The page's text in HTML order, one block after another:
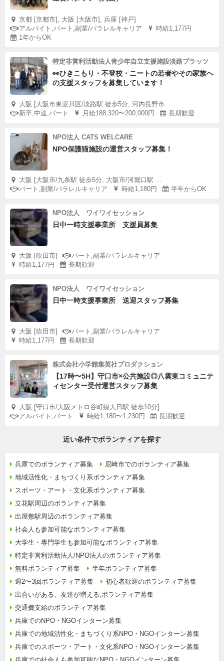
京都 [京都市], 大阪 [大阪市], 兵庫 [神戸]
アルバイト,パート,副業/パラレルキャリア
時給1,177円
1年からOK
特定非営利活動法人青少年自立支援施設淡路プラッツ
👀ひきこもり・不登校・ニートの若者やその家族へ
の支援スタッフを募集しています！
大阪 [大阪市東淀川区/淡路駅 徒歩5分, 河内長野市...
新卒,中途,パート
月給188,320〜200,000円 長期歓迎
NPO法人 CATS WELCARE
NPO保護猫施設の運営スタッフ募集！
大阪 [大阪市/九条駅 徒歩5分, 大阪市/河堀口駅 ...
パート,副業/パラレルキャリア
時給1,180円 半年からOK
NPO法人 ワイワイセッション
日中一時支援事業所 支援員募集
大阪 [吹田市]
パート,副業/パラレルキャリア
時給1,177円
長期歓迎
NPO法人 ワイワイセッション
日中一時支援事業所 送迎スタッフ募集
大阪 [吹田市]
パート,副業/パラレルキャリア
時給1,177円
長期歓迎
株式会社小学館集英社プロダクション
【17時〜5H】守口市×公共施設◎八雲東コミュニテ
ィセンター受付運営スタッフ募集
大阪 [守口市/大阪メトロ谷町線大日駅 徒歩10分]
アルバイト,パート
時給1,180〜1,230円 長期歓迎
近い条件でボランティアを探す
兵庫でのボランティア募集
尼崎市でのボランティア募集
地域活性化・まちづくり系ボランティア募集
スポーツ・アート・文化系ボランティア募集
立花駅周辺のボランティア募集
出屋敷駅周辺のボランティア募集
社会人も参加可能なボランティア募集
大学生・専門学生も参加可能なボランティア募集
特定非営利活動法人/NPO法人のボランティア募集
無料ボランティア募集
半年ボランティア募集
週2〜3回ボランティア募集
初心者歓迎のボランティア募集
出合いがある、友達が増える,ボランティア募集
交通費支給のボランティア募集
兵庫でのNPO・NGOインターン募集
兵庫での地域活性化・まちづくり系NPO・NGOインターン募集
兵庫でのスポーツ・アート・文化系NPO・NGOインターン募集